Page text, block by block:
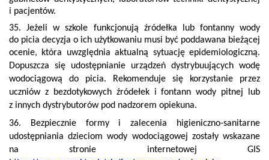
i pacjentów.
35. Jeżeli w szkole funkcjonują źródełka lub fontanny wody
do picia decyzja o ich użytkowaniu musi być poddawana bieżącej
ocenie, która uwzględnia aktualną sytuację epidemiologiczną.
Dopuszcza się udostępnianie urządzeń dystrybuujących wodę
wodociągową do picia. Rekomenduje się korzystanie przez
uczniów z bezdotykowych źródełek i fontann wody pitnej lub
z innych dystrybutorów pod nadzorem opiekuna.
36. Bezpiecznie formy i zalecenia higieniczno-sanitarne
udostępniania dzieciom wody wodociągowej zostały wskazane
na stronie internetowej GIS